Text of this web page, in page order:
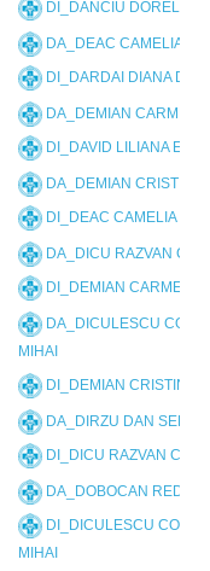
DI_DANCIU DOREL
DA_DEAC CAMELIA
DI_DARDAI DIANA
DA_DEMIAN CARMEN
DI_DAVID LILIANA
DA_DEMIAN CRISTINA
DI_DEAC CAMELIA
DA_DICU RAZVAN
DI_DEMIAN CARMEN
DA_DICULESCU
MIHAI
DI_DEMIAN CRISTINA
DA_DIRZU DAN
DI_DICU RAZVAN
DA_DOBOCAN REDITIA
DI_DICULESCU
MIHAI